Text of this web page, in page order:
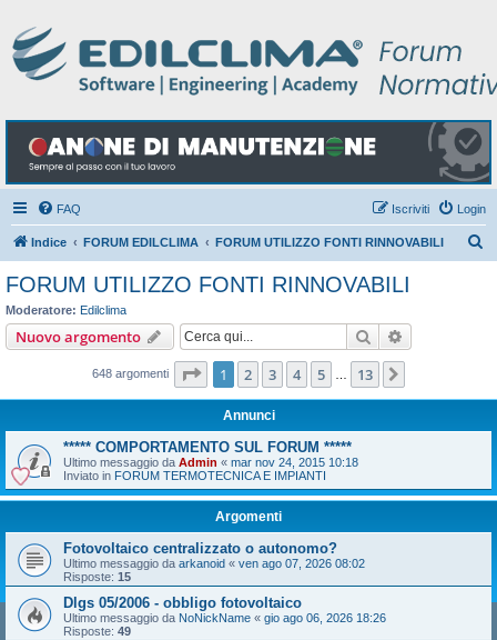
FAQ Login
Iscriviti
Indice FORUM EDILCLIMA FORUM UTILIZZO FONTI RINNOVABILI
FORUM UTILIZZO FONTI RINNOVABILI
Moderatore: Edilclima
Nuovo argomento Cerca
648 argomenti Pagina di 13
1 2 3 4 5 13
Annunci
***** COMPORTAMENTO SUL FORUM *****
Ultimo messaggio da Admin « mar nov 24, 2015 10:18
Inviato in FORUM TERMOTECNICA E IMPIANTI
Argomenti
Fotovoltaico centralizzato o autonomo?
Ultimo messaggio da arkanoid « ven ago 07, 2026 08:02
Risposte: 15
Dlgs 05/2006 - obbligo fotovoltaico
Ultimo messaggio da NoNickName « gio ago 06, 2026 18:26
Risposte: 49